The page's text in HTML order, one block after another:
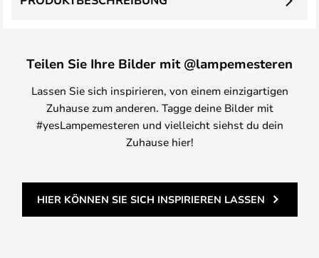
Teilen Sie Ihre Bilder mit @lampemesteren
Lassen Sie sich inspirieren, von einem einzigartigen
Zuhause zum anderen. Tagge deine Bilder mit
#yesLampemesteren und vielleicht siehst du dein
Zuhause hier!
HIER KÖNNEN SIE SICH INSPIRIEREN LASSEN